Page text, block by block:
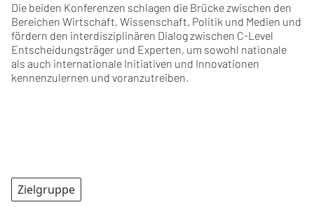
Die beiden Konferenzen schlagen die Brücke zwischen den
Bereichen Wirtschaft, Wissenschaft, Politik und Medien und
fördern den interdisziplinären Dialog zwischen C-Level
Entscheidungsträger und Experten, um sowohl nationale
als auch internationale Initiativen und Innovationen
kennenzulernen und voranzutreiben.
Zielgruppe